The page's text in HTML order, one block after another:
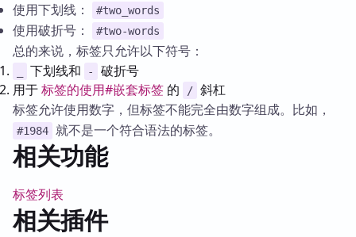
使用下划线： #two_words
使用破折号： #two-words
总的来说，标签只允许以下符号：
下划线和 -
破折号
用于标签的使用#嵌套标签 的 / 斜杠
标签允许使用数字，但标签不能完全由数字组成。比如，
#1984 就不是一个符合语法的标签。
相关功能
标签列表
相关插件